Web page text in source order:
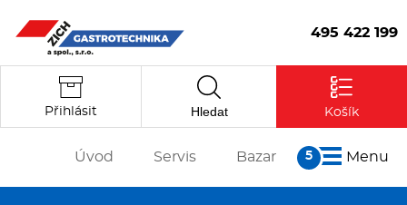
495 422 199
Přihlásit Hledat Košík
Úvod Servis Bazar Menu